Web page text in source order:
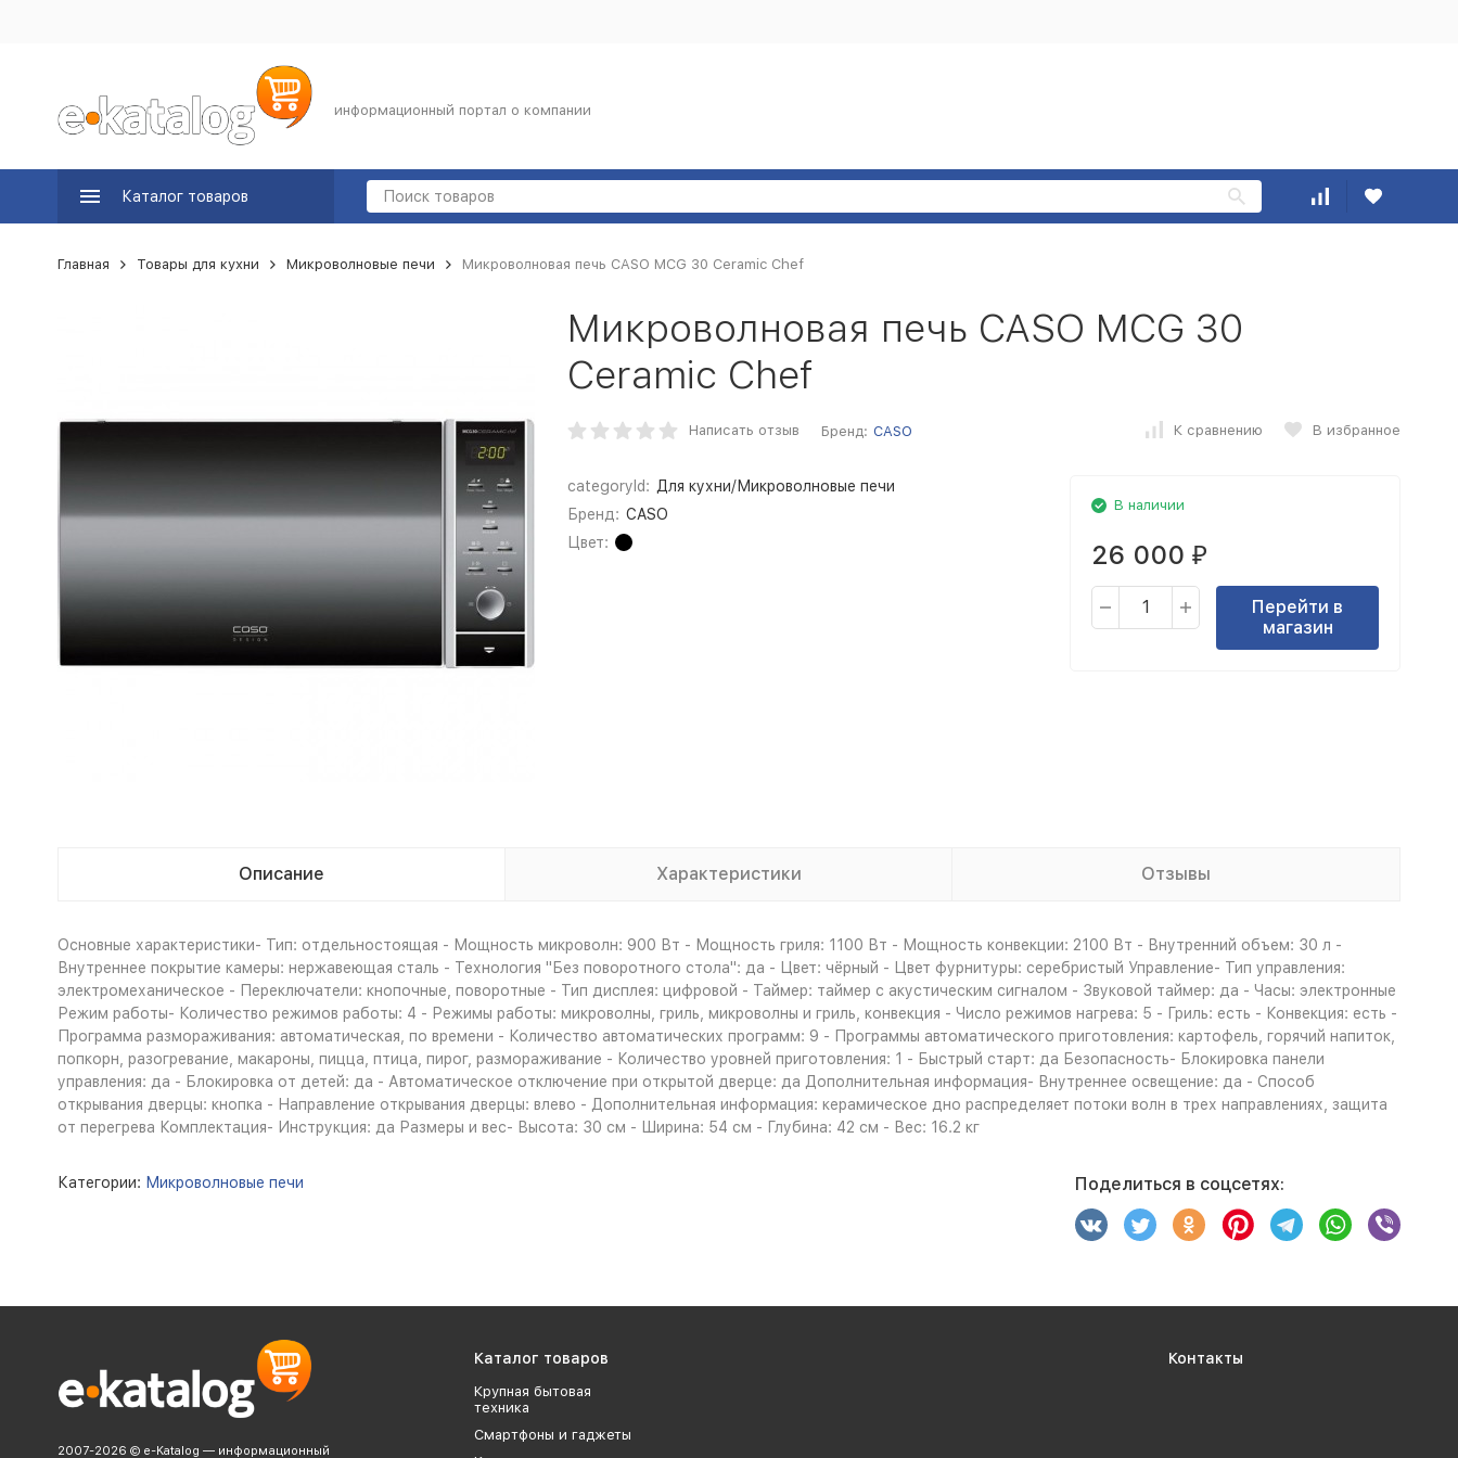
информационный портал о компании
Каталог товаров
Главная Товары для кухни Микроволновые печи Микроволновая печь CASO MCG 30 Ceramic Chef
Микроволновая печь CASO MCG 30
Ceramic Chef
Написать отзыв Бренд: CASO К сравнению В избранное
categoryId: Для кухни/Микроволновые печи
Бренд: CASO
Цвет:
В наличии
26 000 ₽
Перейти в
магазин
Описание Характеристики Отзывы
Основные характеристики- Тип: отдельностоящая - Мощность микроволн: 900 Вт - Мощность гриля: 1100 Вт - Мощность конвекции: 2100 Вт - Внутренний объем: 30 л -
Внутреннее покрытие камеры: нержавеющая сталь - Технология "Без поворотного стола": да - Цвет: чёрный - Цвет фурнитуры: серебристый Управление- Тип управления:
электромеханическое - Переключатели: кнопочные, поворотные - Тип дисплея: цифровой - Таймер: таймер с акустическим сигналом - Звуковой таймер: да - Часы: электронные
Режим работы- Количество режимов работы: 4 - Режимы работы: микроволны, гриль, микроволны и гриль, конвекция - Число режимов нагрева: 5 - Гриль: есть - Конвекция: есть -
Программа размораживания: автоматическая, по времени - Количество автоматических программ: 9 - Программы автоматического приготовления: картофель, горячий напиток,
попкорн, разогревание, макароны, пицца, птица, пирог, размораживание - Количество уровней приготовления: 1 - Быстрый старт: да Безопасность- Блокировка панели
управления: да - Блокировка от детей: да - Автоматическое отключение при открытой дверце: да Дополнительная информация- Внутреннее освещение: да - Способ
открывания дверцы: кнопка - Направление открывания дверцы: влево - Дополнительная информация: керамическое дно распределяет потоки волн в трех направлениях, защита
от перегрева Комплектация- Инструкция: да Размеры и вес- Высота: 30 см - Ширина: 54 см - Глубина: 42 см - Вес: 16.2 кг
Категории: Микроволновые печи Поделиться в соцсетях:
2007-2026 © e-Katalog — информационный
Каталог товаров
Крупная бытовая
техника
Смартфоны и гаджеты
Контакты